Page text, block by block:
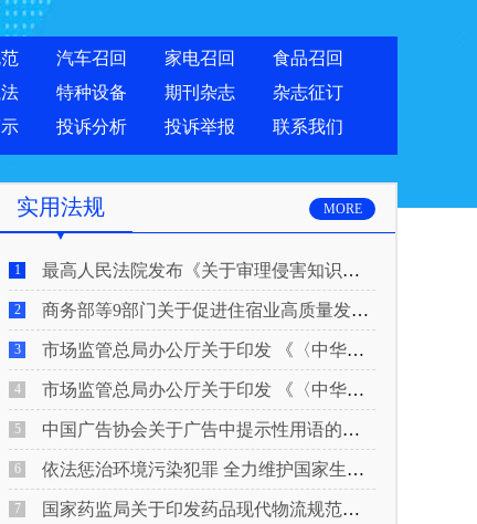
汽车召回 家电召回
食品召回
特种设备 期刊杂志
杂志征订
投诉分析 投诉举报 联系我们
实用法规 MORE
1 最高人民法院发布《关于审理侵害知识产权民事纠纷案件适用惩罚性赔偿的解释》
2 商务部等9部门关于促进住宿业高质量发展的指导意见
3 市场监管总局办公厅关于印发 《〈中华人民共和国广告法〉适用问题 执法指南（二）》的通知
4 市场监管总局办公厅关于印发 《〈中华人民共和国广告法〉适用问题 执法指南（一）》的通知
5 中国广告协会关于广告中提示性用语的合规风险提示
6 依法惩治环境污染犯罪 全力维护国家生态安全 “两高”公布《关于修改〈最高人民法院、最高人民检察院关于办理环境污染刑事案件适用法律若干问题的解释〉的决定》
7 国家药监局关于印发药品现代物流规范化建设指导意见的通知